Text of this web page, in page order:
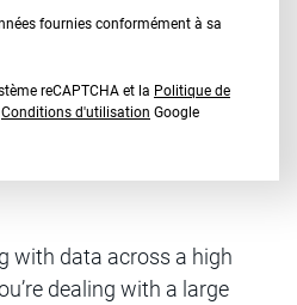
fournies conformément à sa
reCAPTCHA et la Politique de
Conditions d'utilisation Google
with data across a high
dealing with a large